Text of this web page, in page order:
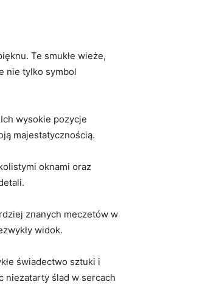
‍Te smukłe wieże,
nie tylko symbol
wysokie pozycje
majestatycznością.
oknami‍ oraz
znanych meczetów w
widok.
⁢świadectwo sztuki i
niezatarty ślad w sercach